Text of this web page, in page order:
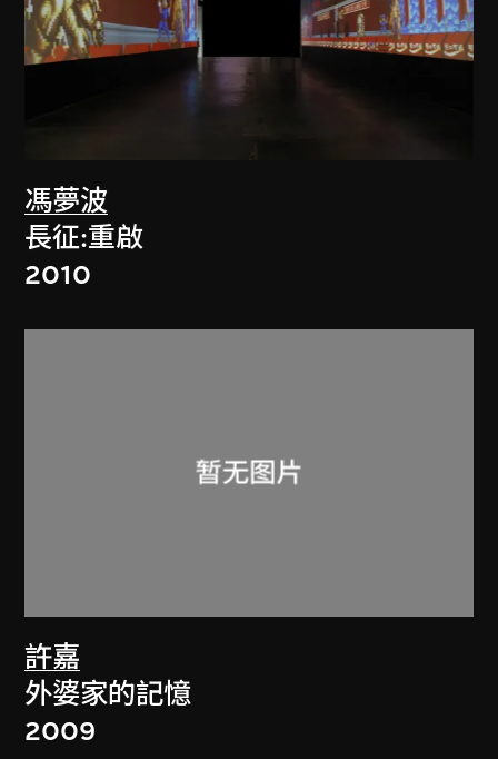
馮夢波
長征:重啟
2010
許嘉
外婆家的記憶
2009